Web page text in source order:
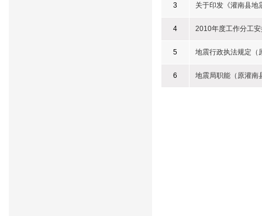
3 关于印发《灌南县地
4 2010年度工作分工
5 地震行政执法规定（
6 地震局职能（原灌南